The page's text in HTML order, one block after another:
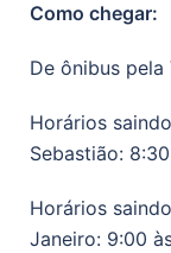
Como chegar:
De ônibus
Horários
Sebastião:
Horários
Janeiro: 9:00